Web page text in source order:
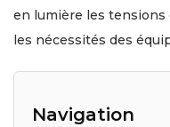
en lumière les
les nécessités des
Navigation